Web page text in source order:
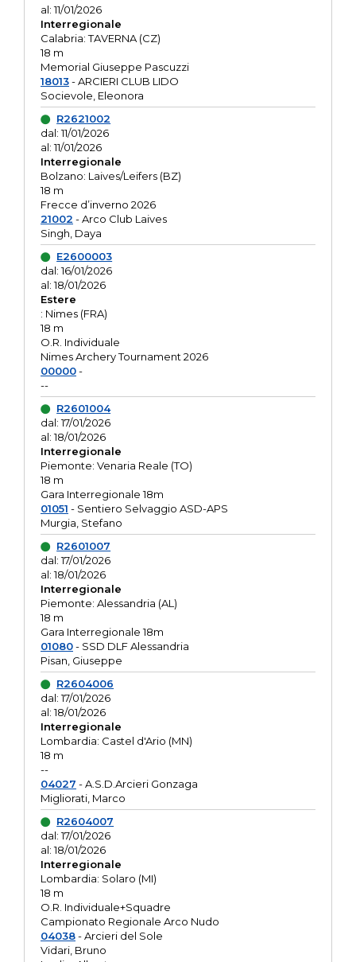
al: 11/01/2026
Interregionale
Calabria: TAVERNA (CZ)
18 m
Memorial Giuseppe Pascuzzi
18013- ARCIERI CLUB LIDO
Socievole, Eleonora
R2621002
dal: 11/01/2026
al: 11/01/2026
Interregionale
Bolzano: Laives/Leifers (BZ)
18 m
Frecce d’inverno 2026
21002 - Arco Club Laives
Singh, Daya
E2600003
dal: 16/01/2026
al: 18/01/2026
Estere
: Nimes (FRA)
18 m
O.R. Individuale
Nimes Archery Tournament 2026
00000-
--
R2601004
dal: 17/01/2026
al: 18/01/2026
Interregionale
Piemonte: Venaria Reale (TO)
18 m
Gara Interregionale 18m
01051 - Sentiero Selvaggio ASD-APS
Murgia, Stefano
R2601007
dal: 17/01/2026
al: 18/01/2026
Interregionale
Piemonte: Alessandria (AL)
18 m
Gara Interregionale 18m
01080- SSD DLF Alessandria
Pisan, Giuseppe
R2604006
dal: 17/01/2026
al: 18/01/2026
Interregionale
Lombardia: Castel d'Ario (MN)
18 m
--
04027 - A.S.D.Arcieri Gonzaga
Migliorati, Marco
R2604007
dal: 17/01/2026
al: 18/01/2026
Interregionale
Lombardia: Solaro (MI)
18 m
O.R. Individuale+Squadre
Campionato Regionale Arco Nudo
04038- Arcieri del Sole
Vidari, Bruno